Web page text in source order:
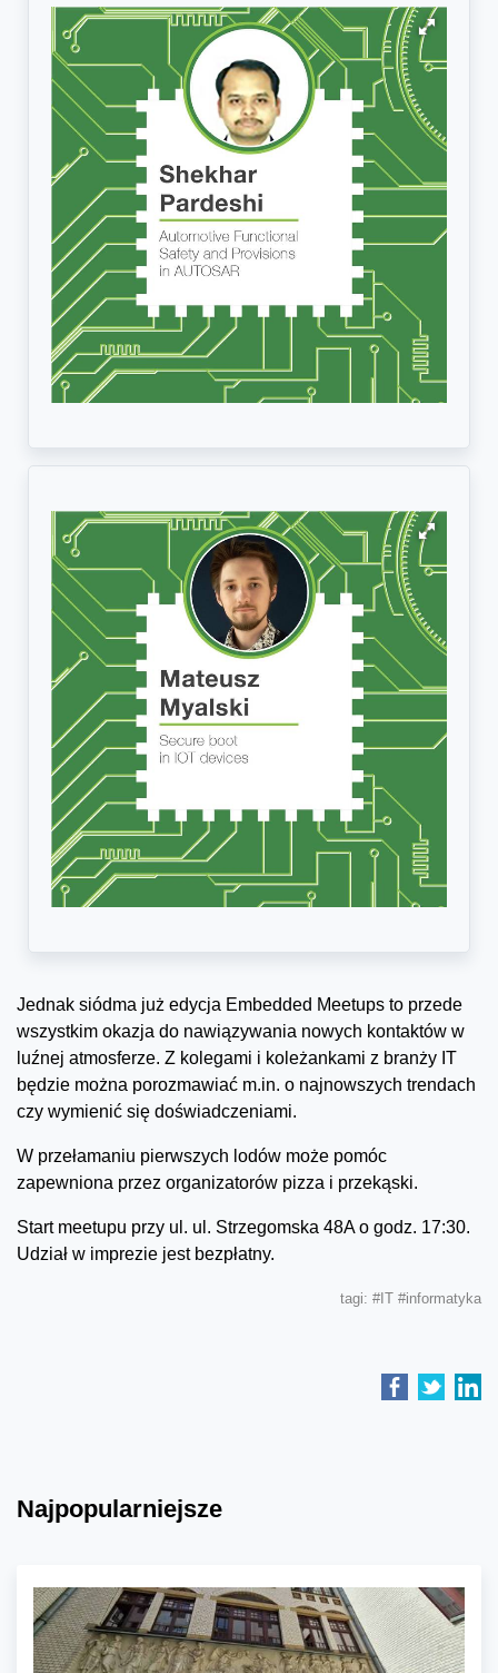
Jednak siódma już edycja Embedded Meetups to przede
wszystkim okazja do nawiązywania nowych kontaktów w
luźnej atmosferze. Z kolegami i koleżankami z branży IT
będzie można porozmawiać m.in. o najnowszych trendach
czy wymienić się doświadczeniami.
W przełamaniu pierwszych lodów może pomóc
zapewniona przez organizatorów pizza i przekąski.
Start meetupu przy ul. ul. Strzegomska 48A o godz. 17:30.
Udział w imprezie jest bezpłatny.
tagi: #IT #informatyka
Najpopularniejsze